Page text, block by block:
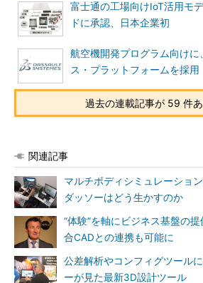
富士通の工場向けIoT活用モ
ドに承認、日本企業初
航空機開発プログラム向け
ス・プラットフォームを採用
過去の連載記事が 59 件
関連記事
マルチボディシミュレーション
ダッソーはどう生かすのか
“体験”を軸にビジネス基盤の
合CADとの連携も可能に
公差解析やコンフィグツール
ーが見た最新3D設計ツール